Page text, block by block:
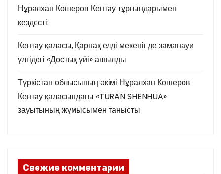
Нұралхан Көшеров Кентау тұрғындарымен
кездесті:
Кентау қаласы, Қарнақ елді мекенінде заманауи
үлгідегі «Достық үйі» ашылды
Түркістан облысының әкімі Нұралхан Көшеров
Кентау қаласындағы «TURAN SHENHUA»
зауытының жұмысымен танысты
Свежие комментарии